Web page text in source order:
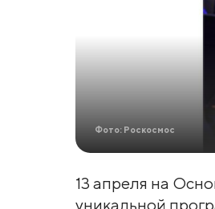
Фото: Роскосмос
13 апреля на
уникальной